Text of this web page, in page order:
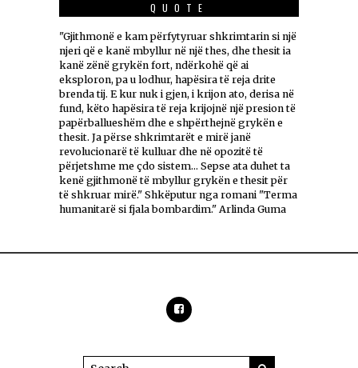
QUOTE
"Gjithmonë e kam përfytyruar shkrimtarin si një
njeri që e kanë mbyllur në një thes, dhe thesit ia
kanë zënë grykën fort, ndërkohë që ai
eksploron, pa u lodhur, hapësira të reja drite
brenda tij. E kur nuk i gjen, i krijon ato, derisa në
fund, këto hapësira të reja krijojnë një presion të
papërballueshëm dhe e shpërthejnë grykën e
thesit. Ja përse shkrimtarët e mirë janë
revolucionarë të kulluar dhe në opozitë të
përjetshme me çdo sistem... Sepse ata duhet ta
kenë gjithmonë të mbyllur grykën e thesit për
të shkruar mirë." Shkëputur nga romani "Terma
humanitarë si fjala bombardim." Arlinda Guma